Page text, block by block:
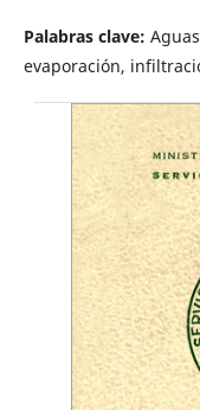
Palabras clave:
evaporación,